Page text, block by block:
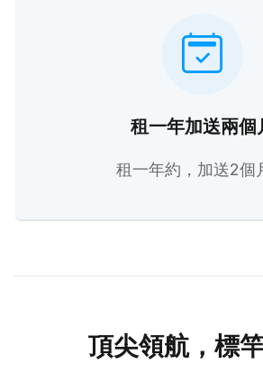
租一年加送兩個
租一年約，加送2個
頂尖領航，標